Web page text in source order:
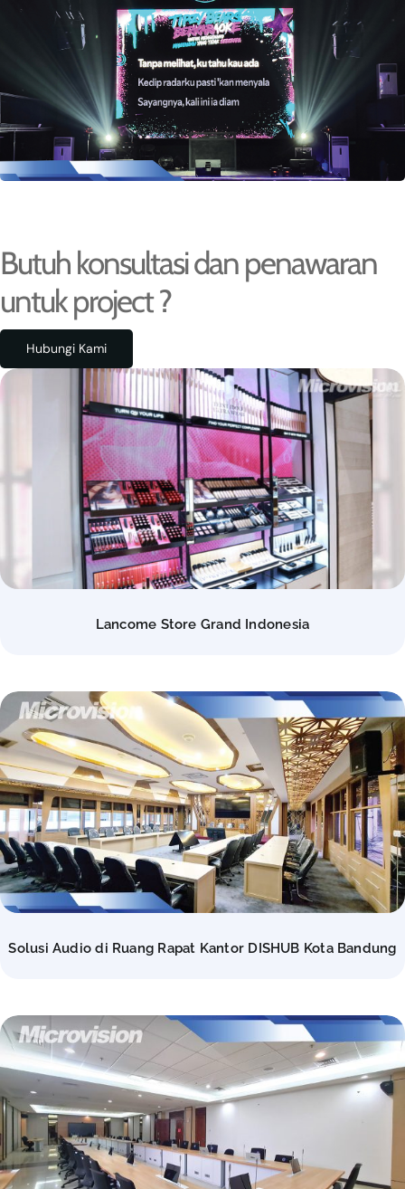
Butuh konsultasi dan penawaran
untuk project ?
Hubungi Kami
Lancome Store Grand Indonesia
Solusi Audio di Ruang Rapat Kantor DISHUB Kota Bandung